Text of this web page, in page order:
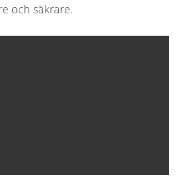
och säkrare.